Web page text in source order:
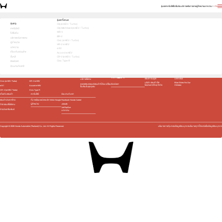
รุ่นรถเทคโนโลยีโปรโมชันบริการหลังการขายผู้จำหน่ายบทความENTH
รุ่นรถ
เทคโนโลยี
โปรโมชัน
บริการหลังการขาย
ผู้จำหน่าย
บทความ
เกี่ยวกับฮอนด้า
อื่นๆ
ติดต่อเรา
ร่วมงานกับเรา
รุ่นรถทั้งหมด
City (e:HEV / Turbo)
City Hatchback (e:HEV / Turbo)
WR-V
BR-V
Civic (e:HEV / Turbo)
HR-V e:HEV
e:N1
Accord e:HEV
CR-V (e:HEV / Turbo)
Civic Type R
สัมผัสความสปอร์ต ด้วยตัวคุณเอง ทดลองขับเลย!
3
Civic (e:HEV / Turbo)
HR-V e:HEV
e:N1
Accord e:HEV
CR-V (e:HEV / Turbo)
Civic Type R
บริการพิเศษ
ตรวจสอบรถยนต์ฮอนด้าที่ต้อง เปลี่ยน
ชิ้นส่วนในชุดถุงลม
ติดต่อเรา
ฮอนด้า โมดูโล
ฉลากเขียว
บริษัท ฮอนด้า ลีส
ซิ่ง(ประเทศไทย) จำกัด
Blue Skies For Our
Children
เกี่ยวกับฮอนด้า
ฮอนด้าประเทศไทย
กิจกรรมเพื่อสังคม
ข่าวประชาสัมพันธ์
เทคโนโลยี
ที่มาพร้อมแอปและบริการของ Google
ผู้จำหน่าย
ร่วมงานกับเรา
Facebook Honda Career
Jobsdb
JobTopGun
บทความ
Copyright ©2026Honda Automobile (Thailand) Co., Ltd. All Rights Reserved. นโยบายการคุ้มครองข้อมูลส่วนบุคคลนโยบายคุกกี้ติดต่อเรื่องข้อมูลส่วนบุคคล